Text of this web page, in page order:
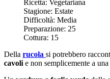
Ricetta: Vegetariana
Stagione: Estate
Difficoltà: Media
Preparazione: 25
Cottura: 15
Della rucola si potrebbero
cavolie non semplicemente a una